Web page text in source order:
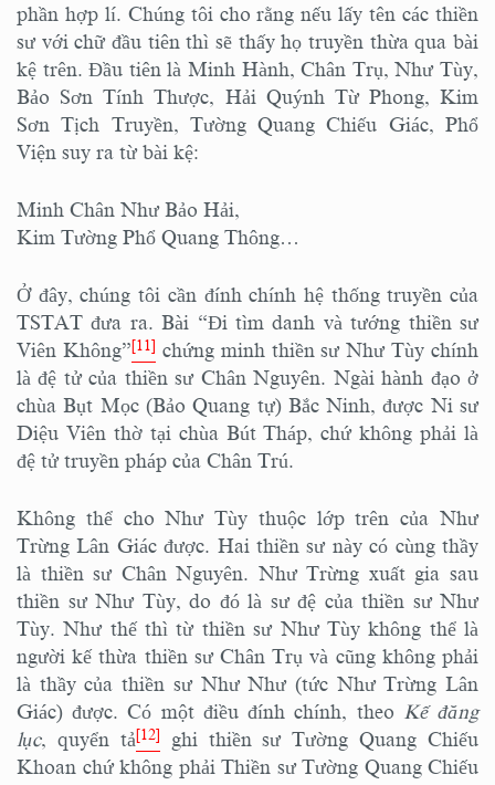
phần hợp lí. Chúng tôi cho rằng nếu lấy tên các thiền
sư với chữ đầu tiên thì sẽ thấy họ truyền thừa qua bài
kệ trên. Đầu tiên là Minh Hành, Chân Trụ, Như Tùy,
Bảo Sơn Tính Thược, Hải Quýnh Từ Phong, Kim
Sơn Tịch Truyền, Tường Quang Chiếu Giác, Phổ
Viện suy ra từ bài kệ:
Minh Chân Như Bảo Hải,
Kim Tường Phổ Quang Thông…
Ở đây, chúng tôi cần đính chính hệ thống truyền của
TSTAT đưa ra. Bài “Đi tìm danh và tướng thiền sư
Viên Không”[11] chứng minh thiền sư Như Tùy chính
là đệ tử của thiền sư Chân Nguyên. Ngài hành đạo ở
chùa Bụt Mọc (Bảo Quang tự) Bắc Ninh, được Ni sư
Diệu Viên thờ tại chùa Bút Tháp, chứ không phải là
đệ tử truyền pháp của Chân Trú.
Không thể cho Như Tùy thuộc lớp trên của Như
Trừng Lân Giác được. Hai thiền sư này có cùng thầy
là thiền sư Chân Nguyên. Như Trừng xuất gia sau
thiền sư Như Tùy, do đó là sư đệ của thiền sư Như
Tùy. Như thế thì từ thiền sư Như Tùy không thể là
người kế thừa thiền sư Chân Trụ và cũng không phải
là thầy của thiền sư Như Như (tức Như Trừng Lân
Giác) được. Có một điều đính chính, theo Kế đăng
lục, quyển tả[12]
ghi thiền sư Tường Quang Chiếu
Khoan chứ không phải Thiền sư Tường Quang Chiếu